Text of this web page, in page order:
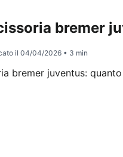
bremer
il 04/04/2026• 3 min